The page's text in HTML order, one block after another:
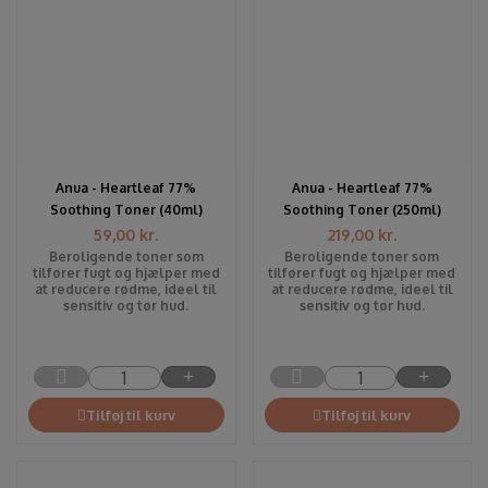
Anua - Heartleaf 77%
Soothing Toner (40ml)
59,00 kr.
Beroligende toner som
tilfører fugt og hjælper med
at reducere rødme, ideel til
sensitiv og tør hud.
Tilføj til kurv
Anua - Heartleaf 77%
Soothing Toner (250ml)
219,00 kr.
Beroligende toner som
tilfører fugt og hjælper med
at reducere rødme, ideel til
sensitiv og tør hud.
Tilføj til kurv